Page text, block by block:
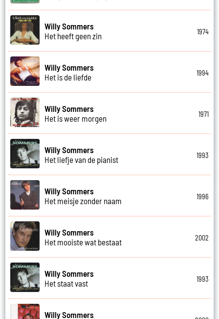
Willy Sommers
Het heeft geen zin
1974
Willy Sommers
Het is de liefde
1994
Willy Sommers
Het is weer morgen
1971
Willy Sommers
Het liefje van de pianist
1993
Willy Sommers
Het meisje zonder naam
1996
Willy Sommers
Het mooiste wat bestaat
2002
Willy Sommers
Het staat vast
1993
Willy Sommers